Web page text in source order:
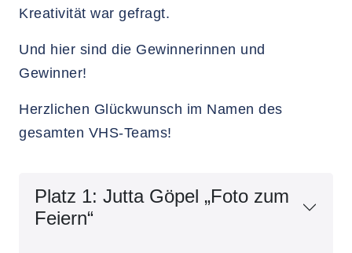
Kreativität war gefragt.
Und hier sind die Gewinnerinnen und
Gewinner!
Herzlichen Glückwunsch im Namen des
gesamten VHS-Teams!
Platz 1: Jutta Göpel „Foto zum
Feiern“